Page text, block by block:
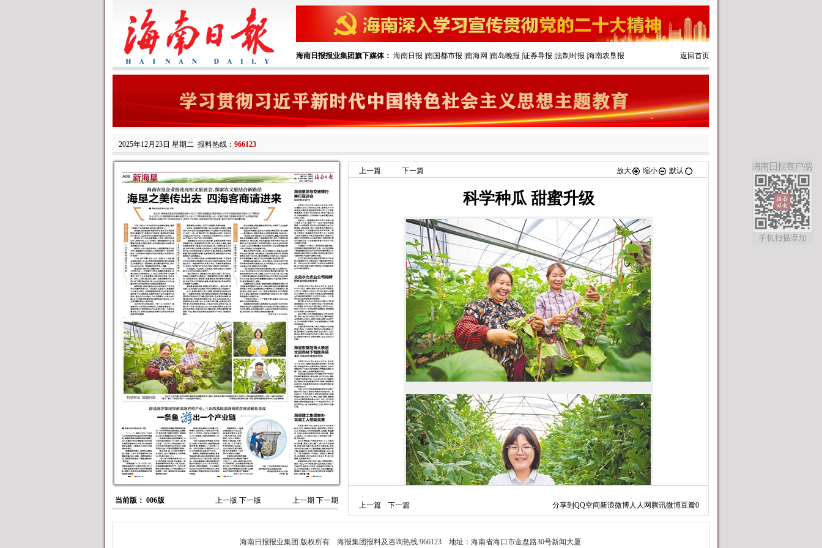
海南日报报业集团旗下媒体： 海南日报 南国都市报 南海网 南岛晚报 证券导报 法制时报 海南农垦报 返回首页
2025年12月23日 星期二 报料热线： 966123
当前版： 006版 上一版 下一版 上一期 下一期
上一篇 下一篇 放大 缩小 默认
科学种瓜 甜蜜升级
上一篇 下一篇 分享到 QQ空间新浪微博人人网 腾讯微博豆瓣0